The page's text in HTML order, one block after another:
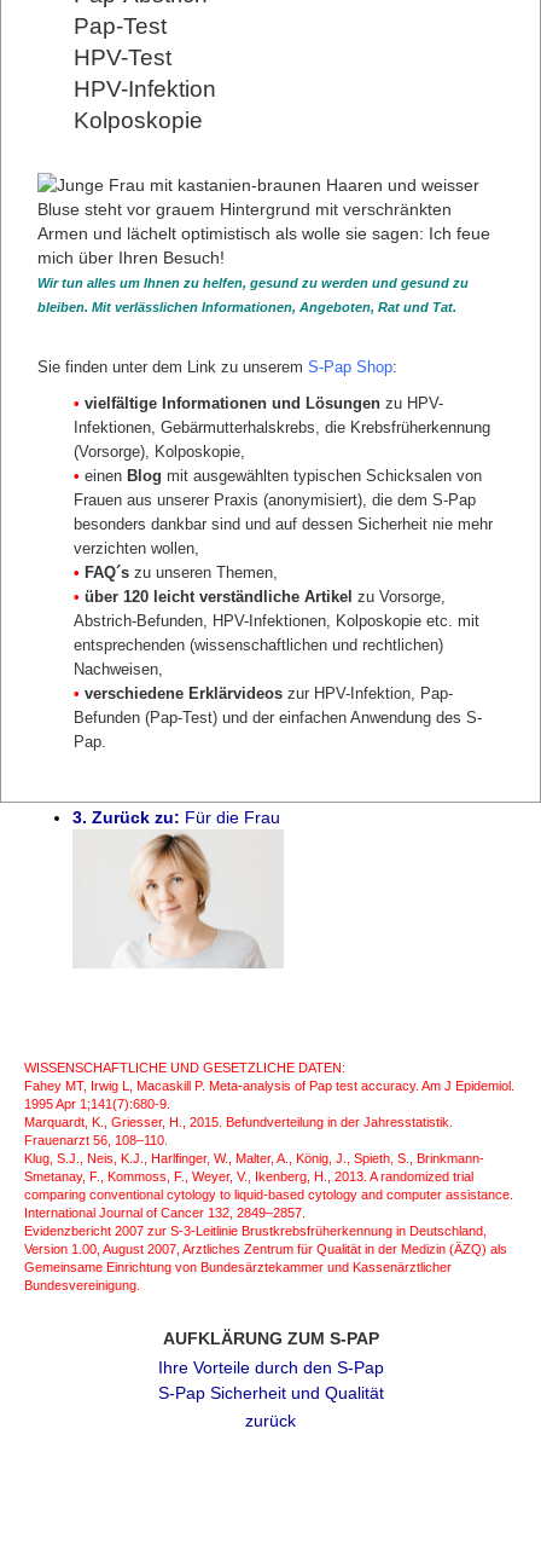
Ihr Frauenarzt und der S-Pap
Diese Sicherheit des S-Pap ist durch vielfältige Maßnahmen
gegeben. Der Abstrich wird nach besonderer Aufbereitung und
Anwendung ergänzender moderner Methoden zusätzlich
doppelt befundet und beide Ergebnisse werden verglichen (in
Analogie zur Früherkennung Brustkrebs), damit nichts
übersehen wird.
Mehr Infos S-Pap Sicherheit und Qualität finden
S-Pap bestellen
Über unsere
Videosprechstunde
Anmeldung zur Videosprechstunde
1. Ihre Vorteile durch den S-Pap
2. S-Pap Sicherheit und Qualität
3. Zurück zu: Für die Frau
WISSENSCHAFTLICHE UND GESETZLICHE DATEN:
Fahey MT, Irwig L, Macaskill P. Meta-analysis of Pap test accuracy. Am J Epidemiol.
1995 Apr 1;141(7):680-9.
Marquardt, K., Griesser, H., 2015. Befundverteilung in der Jahresstatistik.
Frauenarzt 56, 108–110.
Klug, S.J., Neis, K.J., Harlfinger, W., Malter, A., König, J., Spieth, S., Brinkmann-
Smetanay, F., Kommoss, F., Weyer, V., Ikenberg, H., 2013. A randomized trial
comparing conventional cytology to liquid-based cytology and computer assistance.
International Journal of Cancer 132, 2849–2857.
Evidenzbericht 2007 zur S-3-Leitlinie Brustkrebsfrüherkennung in Deutschland,
Version 1.00, August 2007, Arztliches Zentrum für Qualität in der Medizin (ÄZQ) als
Gemeinsame Einrichtung von Bundesärztekammer und Kassenärztlicher
Bundesvereinigung.
AUFKLÄRUNG ZUM S-PAP
Ihre Vorteile durch den S-Pap
S-Pap Sicherheit und Qualität
zurück
Pap-Test
HPV-Test
HPV-Infektion
Kolposkopie
Wir tun alles um Ihnen zu helfen, gesund zu werden und gesund zu
bleiben. Mit verlässlichen Informationen, Angeboten, Rat und Tat.
Sie finden unter dem Link zu unserem S-Pap Shop:
• vielfältige Informationen und Lösungen zu HPV-
Infektionen, Gebärmutterhalskrebs, die Krebsfrüherkennung
(Vorsorge), Kolposkopie,
• einen Blog mit ausgewählten typischen Schicksalen von
Frauen aus unserer Praxis (anonymisiert), die dem S-Pap
besonders dankbar sind und auf dessen Sicherheit nie mehr
verzichten wollen,
• FAQ´s zu unseren Themen,
• über 120 leicht verständliche Artikel zu Vorsorge,
Abstrich-Befunden, HPV-Infektionen, Kolposkopie etc. mit
entsprechenden (wissenschaftlichen und rechtlichen)
Nachweisen,
• verschiedene Erklärvideos zur HPV-Infektion, Pap-
Befunden (Pap-Test) und der einfachen Anwendung des S-
Pap.